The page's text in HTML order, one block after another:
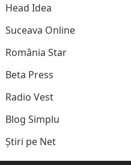
Head Idea
Suceava Online
România Star
Beta Press
Radio Vest
Blog Simplu
Știri pe Net